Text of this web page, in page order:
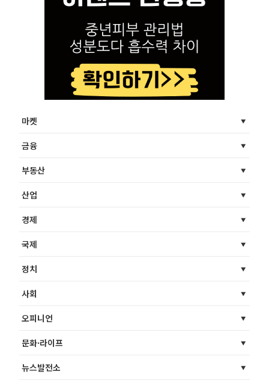
마켓
금융
부동산
산업
경제
국제
정치
사회
오피니언
문화·라이프
뉴스발전소